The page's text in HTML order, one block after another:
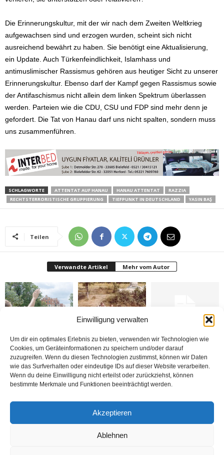
Einwilligung verwalten
Um dir ein optimales Erlebnis zu bieten, verwenden wir Technologien wie
Cookies, um Geräteinformationen zu speichern und/oder darauf
zuzugreifen. Wenn du diesen Technologien zustimmst, können wir Daten
wie das Surfverhalten oder eindeutige IDs auf dieser Website verarbeiten.
Wenn du deine Einwilligung nicht erteilst oder zurückziehst, können
bestimmte Merkmale und Funktionen beeinträchtigt werden.
Akzeptieren
Ablehnen
Die Erinnerungskultur, mit der wir nach dem Zweiten Weltkrieg
aufgewachsen sind und erzogen wurden, scheint sich nicht
ausreichend bewährt zu haben. Sie benötigt eine Aktualisierung,
ein Update. Auch Türkenfeindlichkeit, Islamhass und
antimuslimischer Rassismus gehören aus heutiger Sicht zu unserer
Erinnerungskultur. Ebenso darf der Kampf gegen Rassismus sowie
der Antifaschismus nicht allein dem linken Spektrum überlassen
werden. Parteien wie die CDU, CSU und FDP sind mehr denn je
gefordert. Die Tat von Hanau darf uns nicht spalten, sondern muss
uns zusammenführen.
SCHLAGWORTE ATTENTAT AUF HANAU HANAU ATTENTAT
RAZZIA
RECHTSTERRORISTISCHE GRUPPIERUNG
TIEFPUNKT IN DEUTSCHLAND YASIN BAŞ
Teilen
Verwandte Artikel Mehr vom Autor
Brandmauer adé: Die
AfD und das Versagen
der Mitte
Nerde o eski izinler ?
Almanya krizden
çıkabilecek mi?
işsiz kalacak mıyız?
Almanya seçimini yaptı